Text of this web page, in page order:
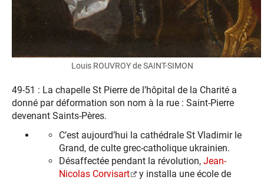
Louis ROUVROY de SAINT-SIMON
49-51 : La chapelle St Pierre de l’hôpital de la Charité a
donné par déformation son nom à la rue : Saint-Pierre
devenant Saints-Pères.
C’est aujourd’hui la cathédrale St Vladimir le
Grand, de culte grec-catholique ukrainien.
Désaffectée pendant la révolution, Jean-
Nicolas Corvisart
y installa une école de